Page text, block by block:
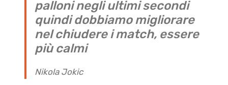
palloni negli ultimi secondi
quindi dobbiamo migliorare
nel chiudere i match, essere
più calmi
Nikola Jokic